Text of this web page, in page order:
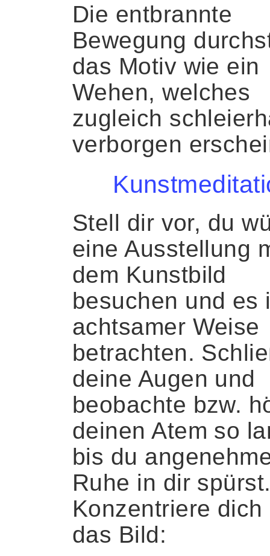
Die entbrannte
Bewegung
das Motiv wie ein
Wehen, welches
zugleich
verborgen
Stell dir vor, du
eine Ausstellung
dem Kunstbild
besuchen und es
achtsamer Weise
betrachten.
deine Augen und
beobachte bzw.
deinen Atem so
bis du
Ruhe in dir
Konzentriere dich
das Bild: